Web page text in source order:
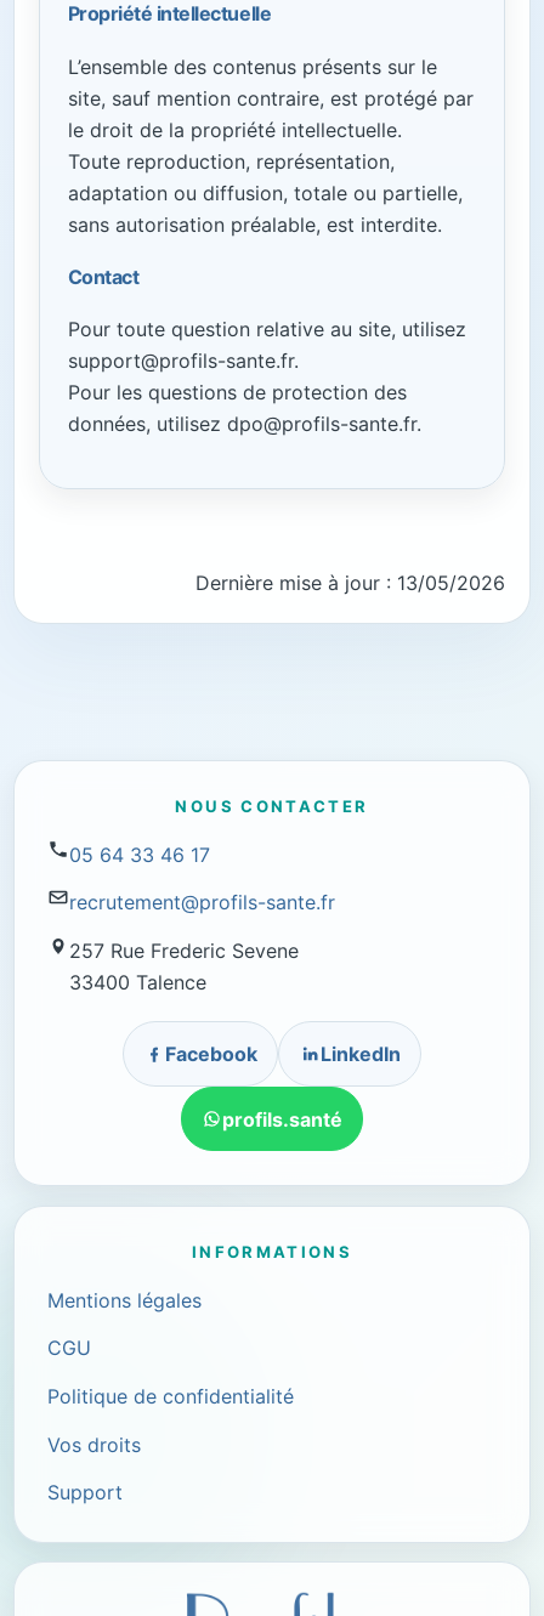
Propriété intellectuelle
L’ensemble des contenus présents sur le
site, sauf mention contraire, est protégé par
le droit de la propriété intellectuelle.
Toute reproduction, représentation,
adaptation ou diffusion, totale ou partielle,
sans autorisation préalable, est interdite.
Contact
Pour toute question relative au site, utilisez
support@profils-sante.fr.
Pour les questions de protection des
données, utilisez dpo@profils-sante.fr.
Dernière mise à jour : 13/05/2026
NOUS CONTACTER
05 64 33 46 17
recrutement@profils-sante.fr
257 Rue Frederic Sevene
33400 Talence
Facebook LinkedIn
profils.santé
INFORMATIONS
Mentions légales
CGU
Politique de confidentialité
Vos droits
Support